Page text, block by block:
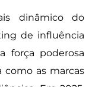
dinâmico do
de influência
força poderosa
as marcas